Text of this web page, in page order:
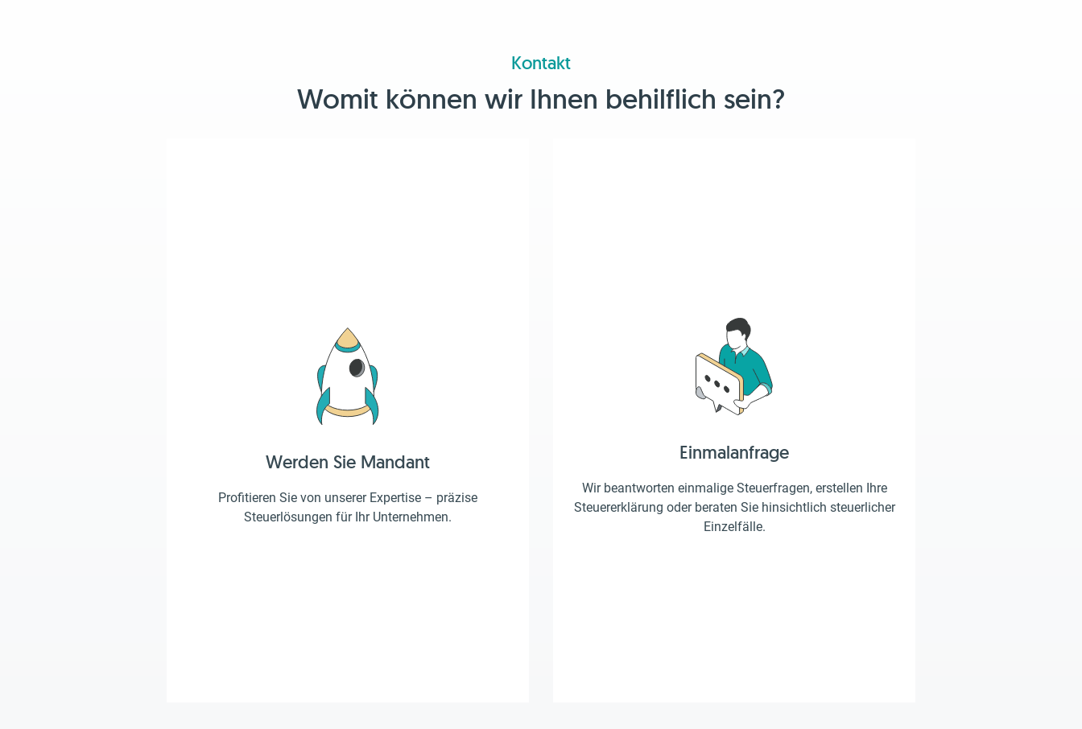
Kontakt
Womit können wir Ihnen behilflich sein?
Werden Sie Mandant
Profitieren Sie von unserer Expertise – präzise
Steuerlösungen für Ihr Unternehmen.
Einmalanfrage
Wir beantworten einmalige Steuerfragen, erstellen Ihre
Steuererklärung oder beraten Sie hinsichtlich steuerlicher
Einzelfälle.